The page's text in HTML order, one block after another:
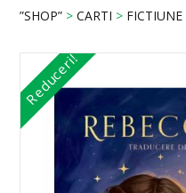
”SHOP” >CARTI > FICTIUNE
Reduceri!